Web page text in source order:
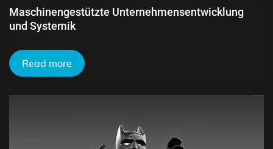
Maschinengestützte Unternehmensentwicklung
und Systemik
Read more